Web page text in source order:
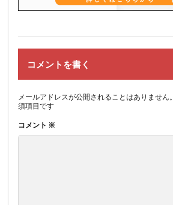
コメントを書く
メールアドレスが公開されることはありません。
須項目です
コメント ※